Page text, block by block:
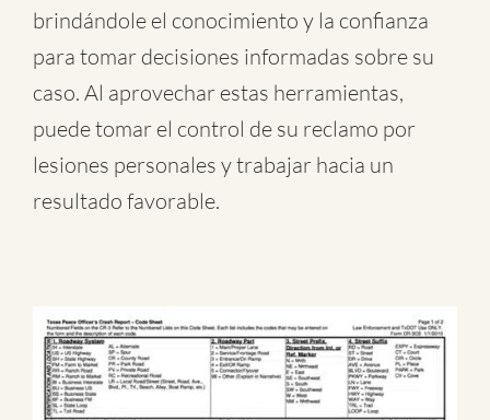
brindándole el conocimiento y la confianza
para tomar decisiones informadas sobre su
caso. Al aprovechar estas herramientas,
puede tomar el control de su reclamo por
lesiones personales y trabajar hacia un
resultado favorable.